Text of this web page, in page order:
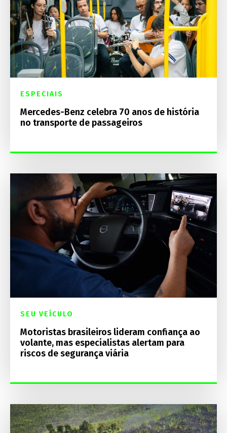
ESPECIAIS
Mercedes-Benz celebra 70 anos de história
no transporte de passageiros
SEU VEÍCULO
Motoristas brasileiros lideram confiança ao
volante, mas especialistas alertam para
riscos de segurança viária